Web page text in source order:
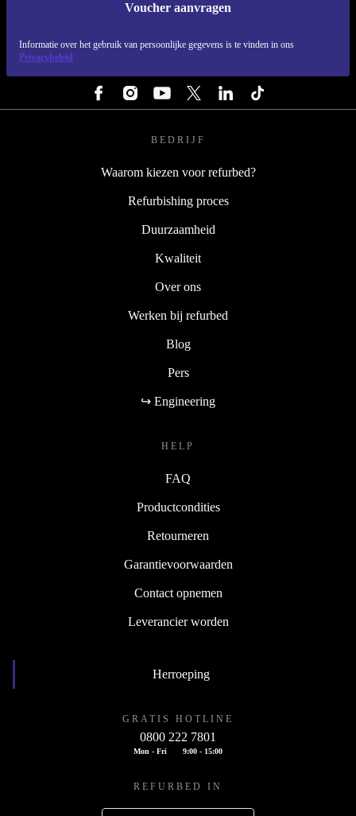
Voucher aanvragen
Informatie over het gebruik van persoonlijke gegevens is te vinden in ons
Privacybeleid
BEDRIJF
Waarom kiezen voor refurbed?
Refurbishing proces
Duurzaamheid
Kwaliteit
Over ons
Werken bij refurbed
Blog
Pers
↪ Engineering
HELP
FAQ
Productcondities
Retourneren
Garantievoorwaarden
Contact opnemen
Leverancier worden
Herroeping
GRATIS HOTLINE
0800 222 7801
Mon - Fri 9:00 - 15:00
REFURBED IN